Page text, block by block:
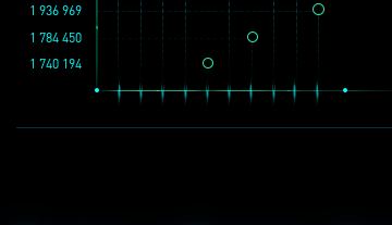
1 936 969
1 784 450
1 740 194